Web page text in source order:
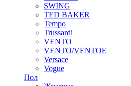
SWING
TED BAKER
Tempo
Trussardi
VENTO
VENTO/VENTOE
Versace
Vogue
Пол